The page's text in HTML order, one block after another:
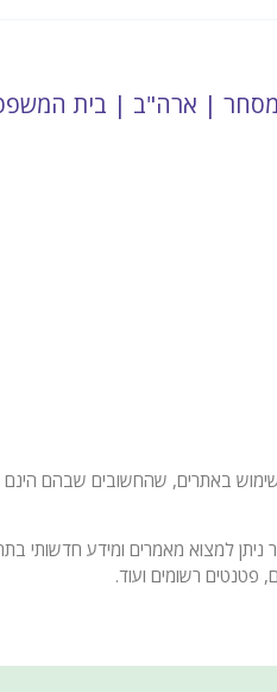
באתרים, שהחשובים שבהם הינם כי
ניתן למצוא מאמרים ומידע חדשותי
פטנטים רשומים ועוד.